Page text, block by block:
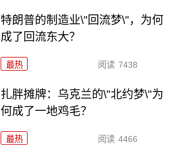
特朗普的制造业\"回流梦\"，为何
成了回流东大？
最热 阅读 7438
扎胖摊牌：乌克兰的\"北约梦\"为
何成了一地鸡毛？
最热 阅读 4466